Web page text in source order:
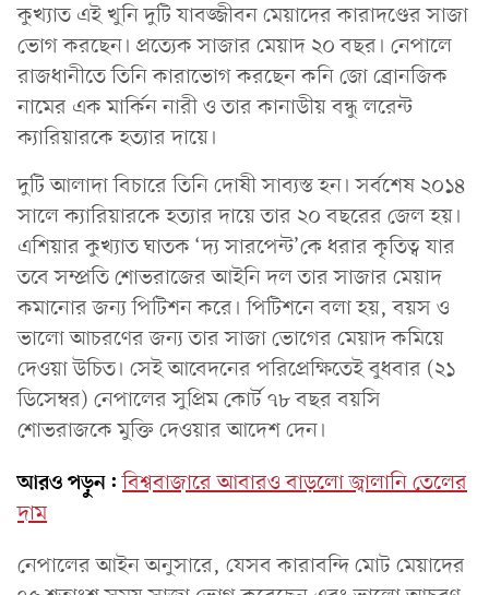
কুখ্যাত এই খুনি দুটি যাবজ্জীবন মেয়াদের কারাদণ্ডের সাজা
ভোগ করছেন। প্রত্যেক সাজার মেয়াদ ২০ বছর। নেপালে
রাজধানীতে তিনি কারাভোগ করছেন কনি জো ব্রোনজিক
নামের এক মার্কিন নারী ও তার কানাডীয় বন্ধু লরেন্ট
ক্যারিয়ারকে হত্যার দায়ে।
দুটি আলাদা বিচারে তিনি দোষী সাব্যস্ত হন। সর্বশেষ ২০১৪
সালে ক্যারিয়ারকে হত্যার দায়ে তার ২০ বছরের জেল হয়।
এশিয়ার কুখ্যাত ঘাতক ‘দ্য সারপেন্ট’কে ধরার কৃতিত্ব যার
তবে সম্প্রতি শোভরাজের আইনি দল তার সাজার মেয়াদ
কমানোর জন্য পিটিশন করে। পিটিশনে বলা হয়, বয়স ও
ভালো আচরণের জন্য তার সাজা ভোগের মেয়াদ কমিয়ে
দেওয়া উচিত। সেই আবেদনের পরিপ্রেক্ষিতেই বুধবার (২১
ডিসেম্বর) নেপালের সুপ্রিম কোর্ট ৭৮ বছর বয়সি
শোভরাজকে মুক্তি দেওয়ার আদেশ দেন।
আরও পড়ুন: বিশ্ববাজারে আবারও বাড়লো জ্বালানি তেলের
দাম
নেপালের আইন অনুসারে, যেসব কারাবন্দি মোট মেয়াদের